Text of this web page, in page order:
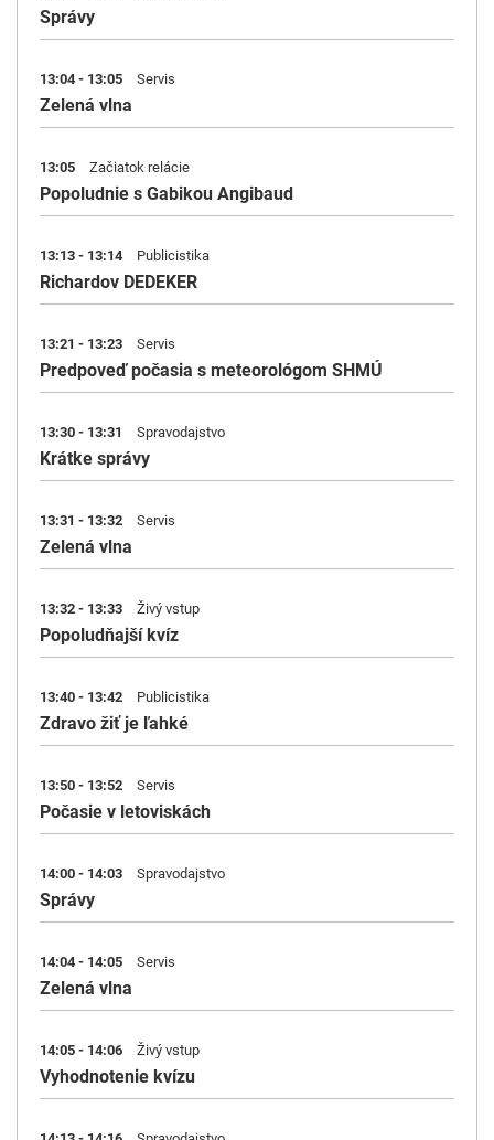
Správy
13:04 - 13:05 Servis
Zelená vlna
13:05 Začiatok relácie
Popoludnie s Gabikou Angibaud
13:13 - 13:14 Publicistika
Richardov DEDEKER
13:21 - 13:23 Servis
Predpoveď počasia s meteorológom SHMÚ
13:30 - 13:31 Spravodajstvo
Krátke správy
13:31 - 13:32 Servis
Zelená vlna
13:32 - 13:33 Živý vstup
Popoludňajší kvíz
13:40 - 13:42 Publicistika
Zdravo žiť je ľahké
13:50 - 13:52 Servis
Počasie v letoviskách
14:00 - 14:03 Spravodajstvo
Správy
14:04 - 14:05 Servis
Zelená vlna
14:05 - 14:06 Živý vstup
Vyhodnotenie kvízu